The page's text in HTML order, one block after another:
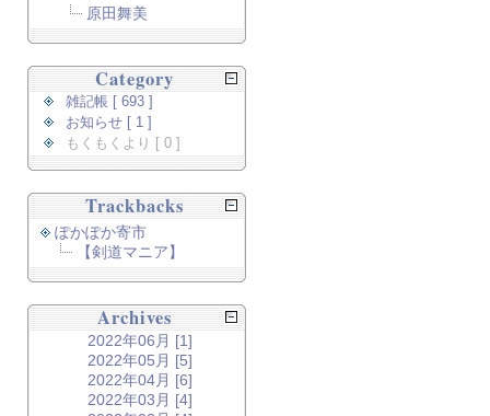
原田舞美
Category
雑記帳 [ 693 ]
お知らせ [ 1 ]
もくもくより [ 0 ]
Trackbacks
ぽかぽか寄市
【剣道マニア】
Archives
2022年06月 [1]
2022年05月 [5]
2022年04月 [6]
2022年03月 [4]